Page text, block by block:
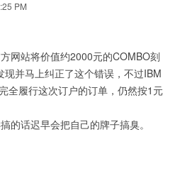
PM
网站将价值约2000元的COMBO刻
并马上纠正了这个错误，不过IBM
全履行这次订户的订单，仍然按1元
的话迟早会把自己的牌子搞臭。